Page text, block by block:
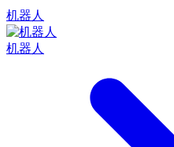
机器人
机器人